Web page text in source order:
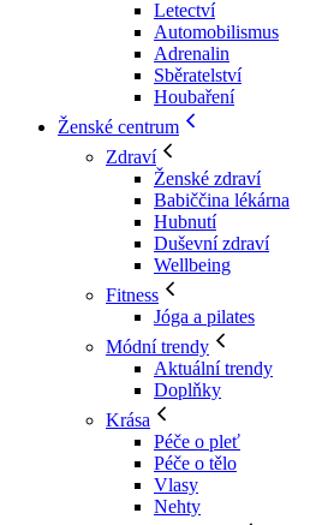
Letectví
Automobilismus
Adrenalin
Sběratelství
Houbaření
Ženské centrum
Zdraví
Ženské zdraví
Babiččina lékárna
Hubnutí
Duševní zdraví
Wellbeing
Fitness
Jóga a pilates
Módní trendy
Aktuální trendy
Doplňky
Krása
Péče o pleť
Péče o tělo
Vlasy
Nehty